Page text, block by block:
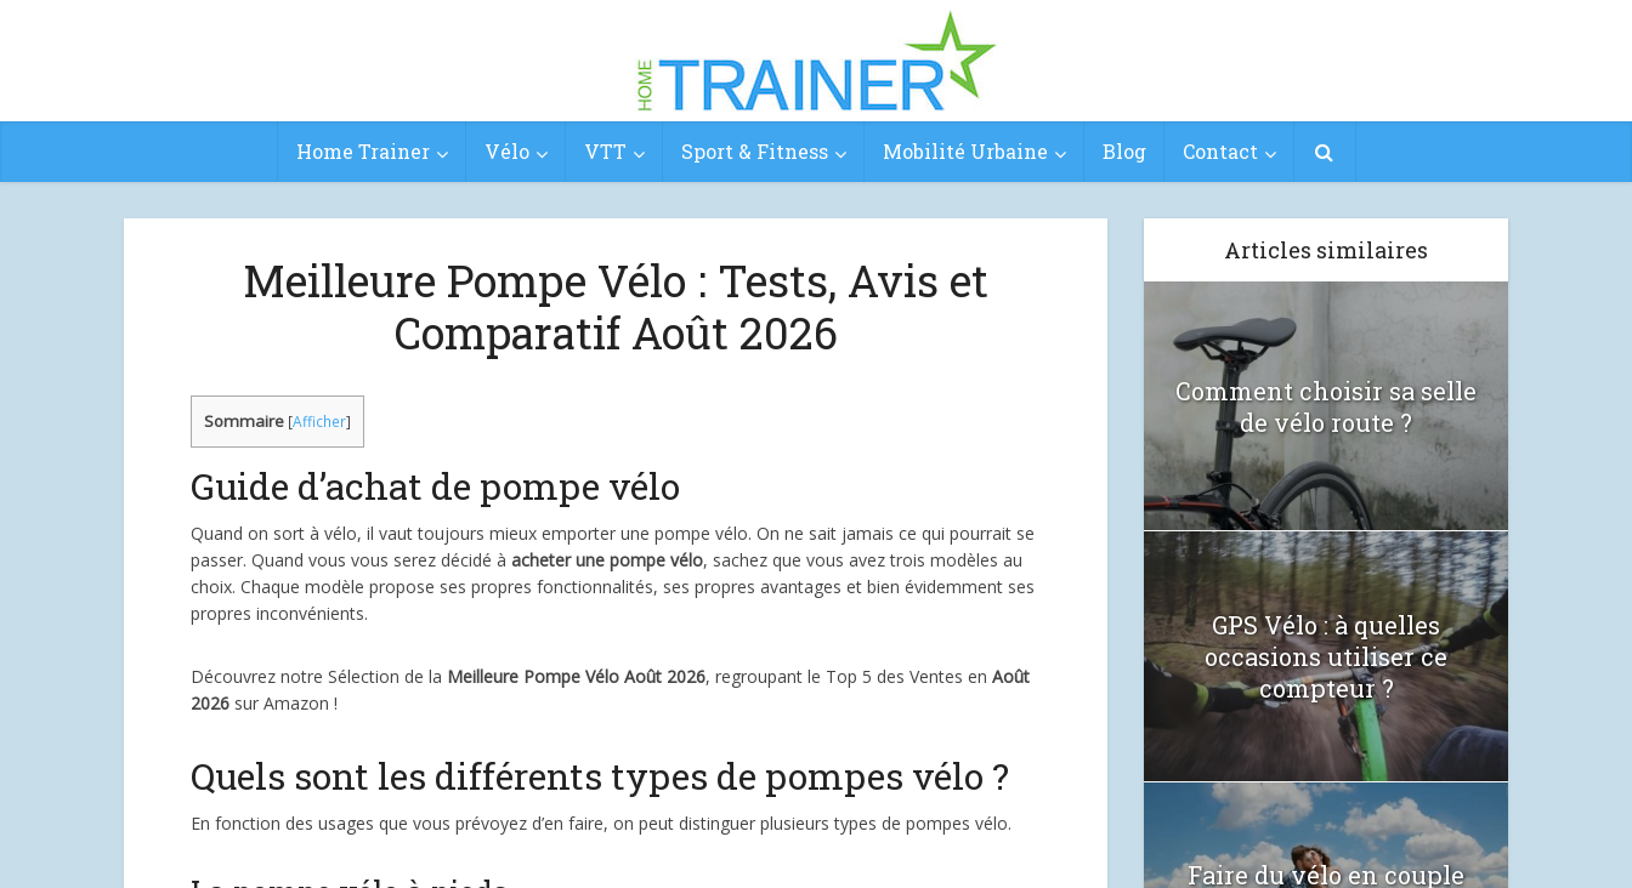
Home Trainer Vélo VTT Sport & Fitness Mobilité Urbaine Blog Contact
Meilleure Pompe Vélo : Tests, Avis et
Comparatif Août 2026
Sommaire [Afficher]
Guide d’achat de pompe vélo
Quand on sort à vélo, il vaut toujours mieux emporter une pompe vélo. On ne sait jamais ce qui pourrait se
passer. Quand vous vous serez décidé à acheter une pompe vélo, sachez que vous avez trois modèles au
choix. Chaque modèle propose ses propres fonctionnalités, ses propres avantages et bien évidemment ses
propres inconvénients.
Découvrez notre Sélection de la Meilleure Pompe Vélo Août 2026, regroupant le Top 5 des Ventes en Août
2026 sur Amazon !
Quels sont les différents types de pompes vélo ?
En fonction des usages que vous prévoyez d’en faire, on peut distinguer plusieurs types de pompes vélo.
Articles similaires
Comment choisir sa selle
de vélo route ?
GPS Vélo : à quelles
occasions utiliser ce
compteur ?
Faire du vélo en couple